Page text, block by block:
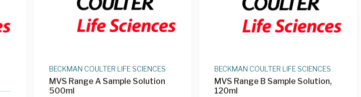
BECKMAN COULTER LIFE SCIENCES
MVS Range A Sample Solution
500ml
BECKMAN COULTER LIFE SCIENCES
MVS Range B Sample Solution,
120ml